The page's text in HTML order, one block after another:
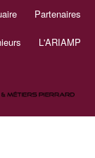
Partenaires
L'ARIAMP